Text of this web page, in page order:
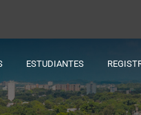
ESTUDIANTES